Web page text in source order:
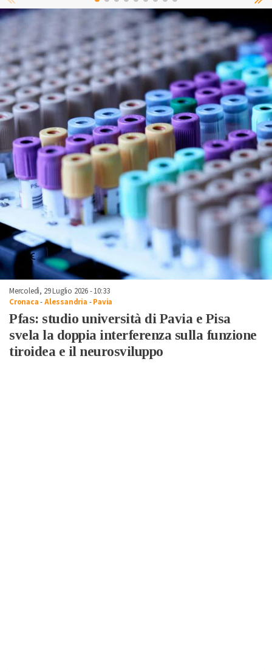
Mercoledì, 29 Luglio 2026 - 10:33
Cronaca-Alessandria -Pavia
Pfas: studio università di Pavia e Pisa
svela la doppia interferenza sulla funzione
tiroidea e il neurosviluppo